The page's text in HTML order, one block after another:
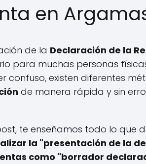
en
de la Declaración de la
para muchas personas
confuso, existen diferentes
de manera rápida y sin
te enseñamos todo lo que
la "presentación de la
como "borrador